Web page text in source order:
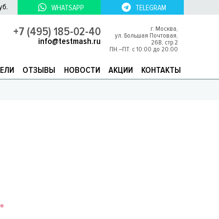
WHATSAPP TELEGRAM
г. Москва,
ул. Большая Почтовая,
26В, стр.2
ПН.–ПТ. с 10:00 до 20:00
+7 (495) 185-02-40
info@testmash.ru
ОТЗЫВЫ НОВОСТИ АКЦИИ КОНТАКТЫ